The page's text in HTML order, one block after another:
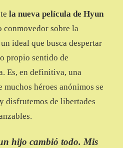
la nueva película de Hyun
conmovedor sobre la
ideal que busca despertar
propio sentido de
Es, en definitiva, una
héroes anónimos se
disfrutemos de libertades
hijo cambió todo. Mis